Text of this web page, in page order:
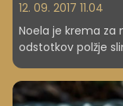
12. 09. 2017 11.04
Noela je krema za
odstotkov polžje